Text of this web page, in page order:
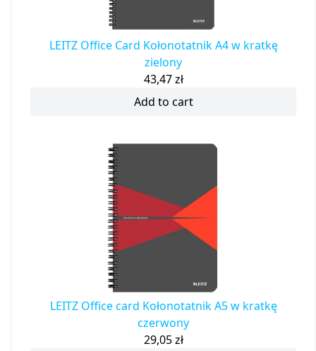
LEITZ Office Card Kołonotatnik A4 w kratkę
zielony
43,47zł
Add to cart
LEITZ Office card Kołonotatnik A5 w kratkę
czerwony
29,05zł